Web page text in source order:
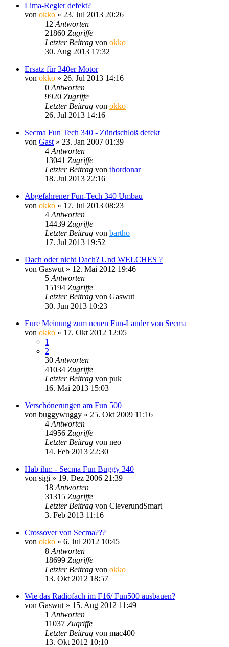
Lima-Regler defekt?
von okko » 23. Jul 2013 20:26
12 Antworten
21860 Zugriffe
Letzter Beitrag von okko
30. Aug 2013 17:32
Ersatz für 340er Motor
von okko » 26. Jul 2013 14:16
0 Antworten
9920 Zugriffe
Letzter Beitrag von okko
26. Jul 2013 14:16
Secma Fun Tech 340 - Zündschloß defekt
von Gast » 23. Jan 2007 01:39
4 Antworten
13041 Zugriffe
Letzter Beitrag von thordonar
18. Jul 2013 22:16
Abgefahrener Fun-Tech 340 Umbau
von okko » 17. Jul 2013 08:23
4 Antworten
14439 Zugriffe
Letzter Beitrag von bartho
17. Jul 2013 19:52
Dach oder nicht Dach? Und WELCHES ?
von Gaswut » 12. Mai 2012 19:46
5 Antworten
15194 Zugriffe
Letzter Beitrag von Gaswut
30. Jun 2013 10:23
Eure Meinung zum neuen Fun-Lander von Secma
von okko » 17. Okt 2012 12:05
1
2
30 Antworten
41034 Zugriffe
Letzter Beitrag von puk
16. Mai 2013 15:03
Verschönerungen am Fun 500
von buggywuggy » 25. Okt 2009 11:16
4 Antworten
14956 Zugriffe
Letzter Beitrag von neo
14. Feb 2013 22:30
Hab ihn: - Secma Fun Buggy 340
von sigi » 19. Dez 2006 21:39
18 Antworten
31315 Zugriffe
Letzter Beitrag von CleverundSmart
3. Feb 2013 11:16
Crossover von Secma???
von okko » 6. Jul 2012 10:45
8 Antworten
18699 Zugriffe
Letzter Beitrag von okko
13. Okt 2012 18:57
Wie das Radiofach im F16/ Fun500 ausbauen?
von Gaswut » 15. Aug 2012 11:49
1 Antworten
11037 Zugriffe
Letzter Beitrag von mac400
13. Okt 2012 10:10